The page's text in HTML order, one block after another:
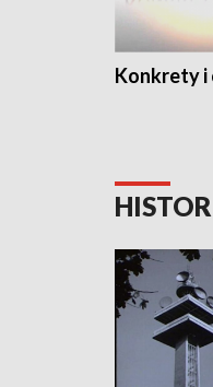
Konkrety i